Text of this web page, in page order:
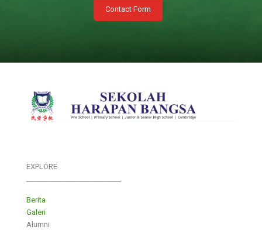
Contact Form
EXPLORE
Berita
Galeri
Alumni